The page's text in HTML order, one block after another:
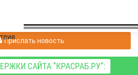
Прислать новость
САЙТА "КРАСРАБ.РУ":